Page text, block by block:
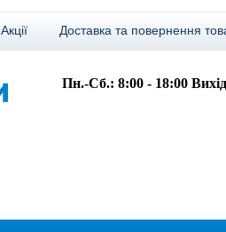
Акції Доставка та повернення
Пн.-Сб.: 8:00 - 18:00